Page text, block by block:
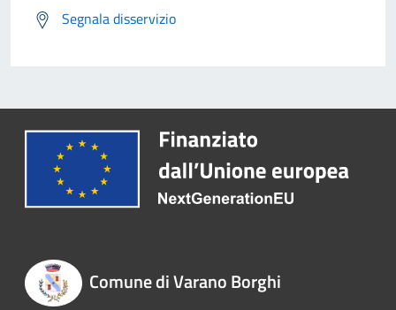
Segnala disservizio
Comune di Varano Borghi